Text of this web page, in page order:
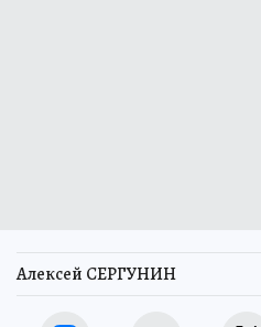
Алексей СЕРГУНИН